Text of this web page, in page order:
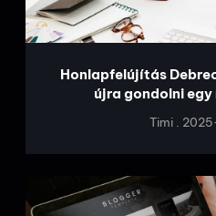
Honlapfelújítás
újra gondolni
Timi